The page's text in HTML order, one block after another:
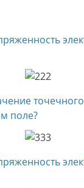
поле?